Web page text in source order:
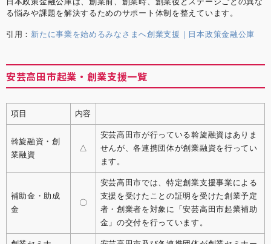
る悩みや課題を解決するためのサポート体制を整えています。
引用： 新たに事業を始めるみなさまへ創業支援｜日本政策金融公庫
安芸高田市起業・創業支援一覧
項目 内容
斡旋融資・創
業融資
△
安芸高田市が行っている斡旋融資はありま
せんが、各連携団体が創業融資を行ってい
ます。
補助金・助成
金
〇
安芸高田市では、特定創業支援事業による
支援を受けたことの証明を受けた創業予定
者・創業者を対象に「安芸高田市起業補助
金」の交付を行っています。